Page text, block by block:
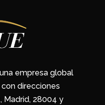
empresa global
direcciones
Madrid, 28004 y